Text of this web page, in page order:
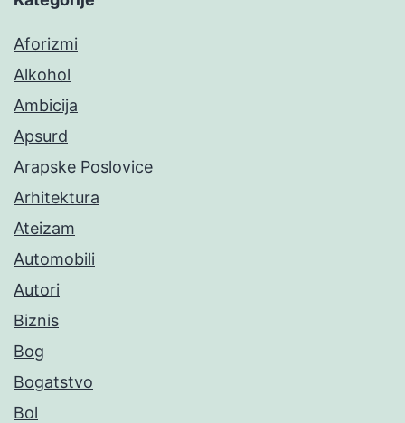
Aforizmi
Alkohol
Ambicija
Apsurd
Arapske Poslovice
Arhitektura
Ateizam
Automobili
Autori
Biznis
Bog
Bogatstvo
Bol